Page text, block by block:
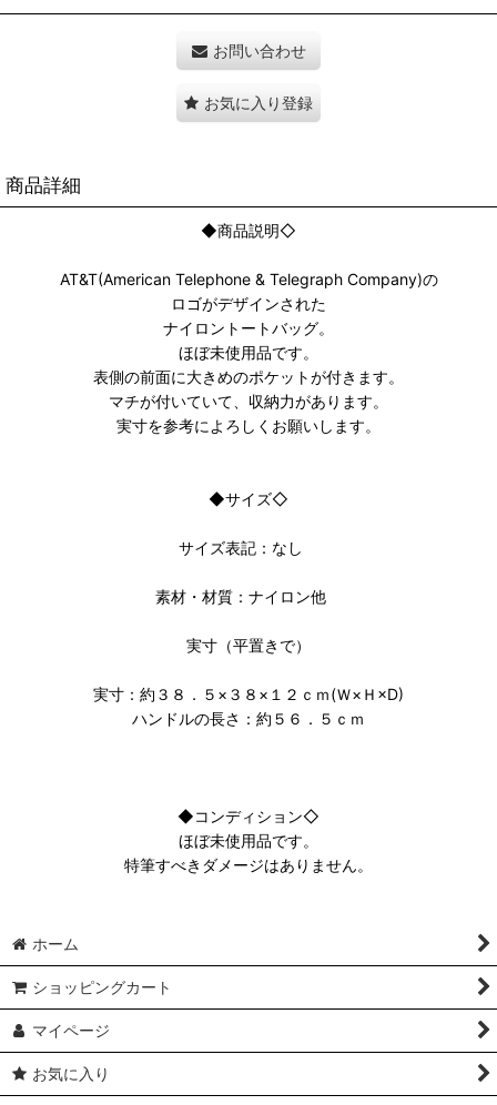
お問い合わせ
お気に入り登録
商品詳細
◆商品説明◇
AT&T(American Telephone & Telegraph Company)の
ロゴがデザインされた
ナイロントートバッグ。
ほぼ未使用品です。
表側の前面に大きめのポケットが付きます。
マチが付いていて、収納力があります。
実寸を参考によろしくお願いします。
◆サイズ◇
サイズ表記：なし
素材・材質：ナイロン他
実寸（平置きで）
実寸：約３８．５×３８×１２ｃｍ(Ｗ×Ｈ×D)
ハンドルの長さ：約５６．５ｃｍ
◆コンディション◇
ほぼ未使用品です。
特筆すべきダメージはありません。
ホーム
ショッピングカート
マイページ
お気に入り